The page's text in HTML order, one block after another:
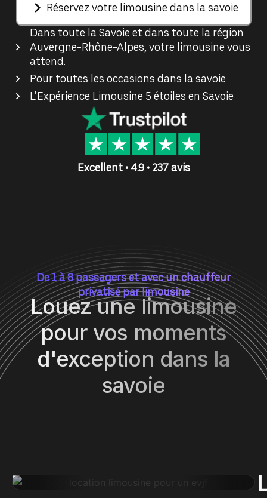
Réservez votre limousine dans la savoie
Dans toute la Savoie et dans toute la région
Auvergne-Rhône-Alpes, votre limousine vous
attend.
Pour toutes les occasions dans la savoie
L’Expérience Limousine 5 étoiles en Savoie
Excellent • 4.9 • 237 avis
De 1 à 8 passagers et avec un chauffeur
privatisé par limousine
Louez une limousine
pour vos moments
d'exception dans la
savoie